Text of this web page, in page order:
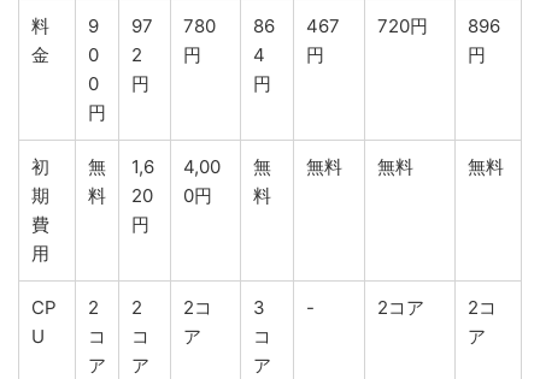
料
金
9
0
0
円
97
2
円
780
円
86
4
円
467
円
720円
896
円
初
期
費
用
無
料
1,6
20
円
4,00
0円
無
料
無料 無料 無料
CP
U
2
コ
ア
2
コ
ア
2コ
ア
3
コ
ア
- 2コア
2コ
ア